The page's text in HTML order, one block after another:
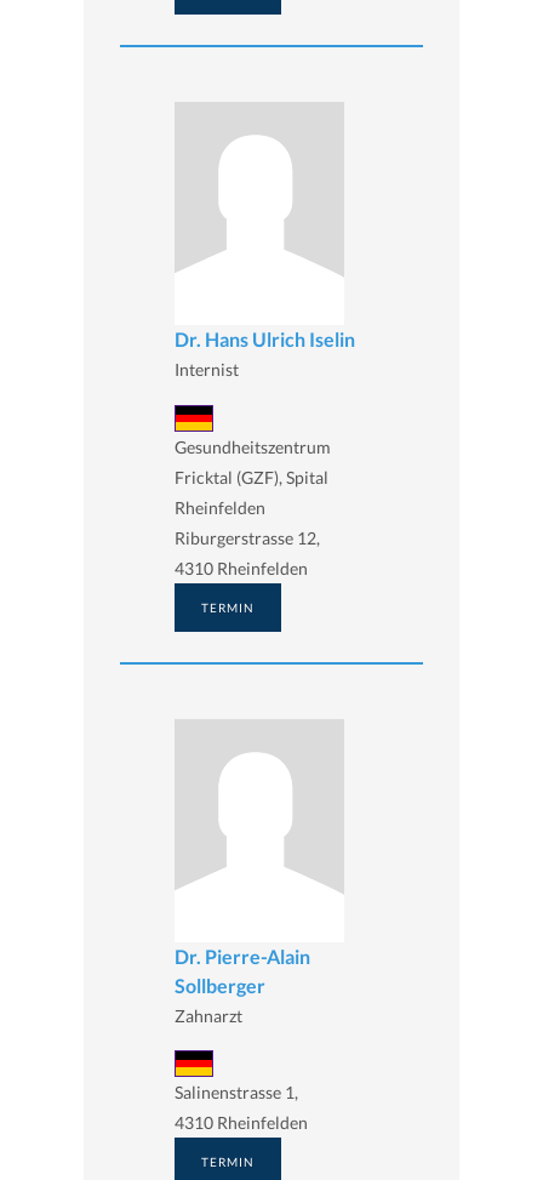
Dr. Hans Ulrich Iselin
Internist
Gesundheitszentrum
Fricktal (GZF), Spital
Rheinfelden
Riburgerstrasse 12,
4310 Rheinfelden
TERMIN
Dr. Pierre-Alain
Sollberger
Zahnarzt
Salinenstrasse 1,
4310 Rheinfelden
TERMIN